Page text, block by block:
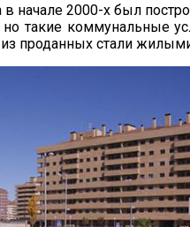
в начале 2000-х был
такие коммунальные
проданных стали